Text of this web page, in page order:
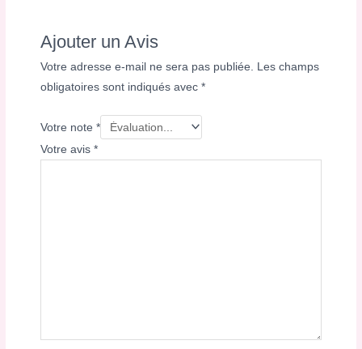
Ajouter un Avis
Votre adresse e-mail ne sera pas publiée.
Les champs
obligatoires sont indiqués avec*
Votre note*
Votre avis*